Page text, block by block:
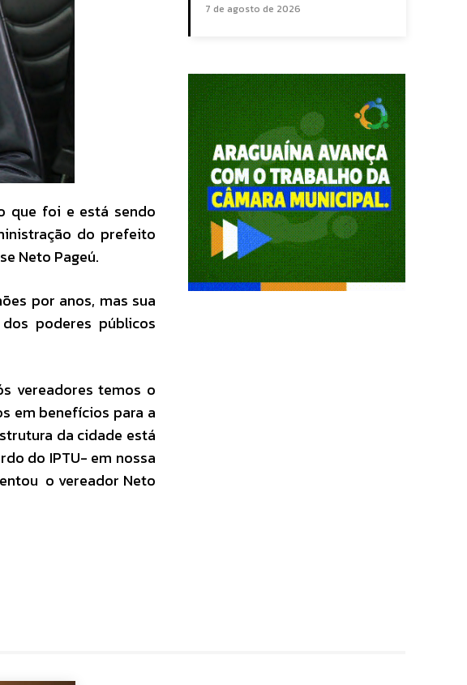
que foi e está sendo
do prefeito
Neto Pageú.
por anos, mas sua
poderes públicos
vereadores temos o
em benefícios para a
da cidade está
do IPTU- em nossa
o vereador Neto
7 de agosto de 2026